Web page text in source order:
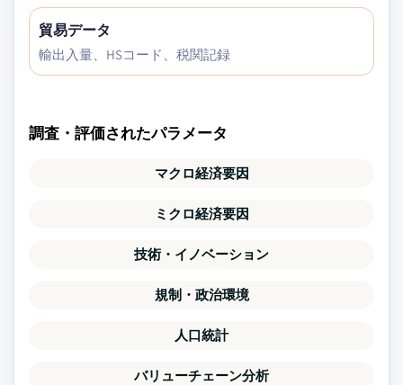
貿易データ
輸出入量、HSコード、税関記録
調査・評価されたパラメータ
マクロ経済要因
ミクロ経済要因
技術・イノベーション
規制・政治環境
人口統計
バリューチェーン分析